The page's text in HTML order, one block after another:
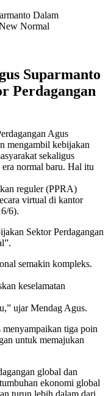
Dalam
Normal
Suparmanto
Perdagangan
Agus
mengambil kebijakan
sekaligus
normal baru. Hal itu
reguler (PPRA)
virtual di kantor
6).
Sektor Perdagangan
semakin kompleks.
keselamatan
ujar Mendag Agus.
menyampaikan tiga poin
untuk memajukan
global dan
ekonomi global
turun lebih dalam dari